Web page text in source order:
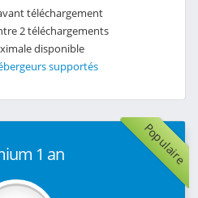
téléchargement
2 téléchargements
disponible
supportés
Populaire
1 an